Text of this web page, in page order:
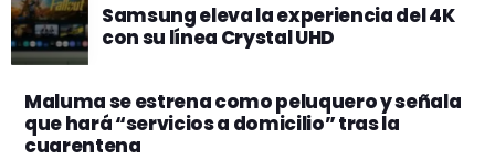
Samsung eleva la experiencia del 4K
con su línea Crystal UHD
Maluma se estrena como peluquero y señala
que hará “servicios a domicilio” tras la
cuarentena